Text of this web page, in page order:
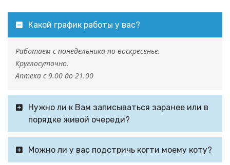
Какой график работы у вас?
Работаем с понедельника по воскресенье.
Круглосуточно.
Аптека с 9.00 до 21.00
Нужно ли к Вам записываться заранее или в
порядке живой очереди?
Можно ли у вас подстричь когти моему коту?